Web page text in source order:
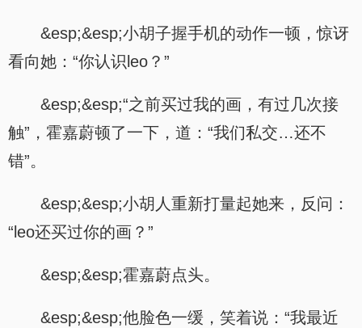
&esp;&esp;小胡子握手机的动作一顿，惊讶
看向她：“你认识leo？”
&esp;&esp;“之前买过我的画，有过几次接
触”，霍嘉蔚顿了一下，道：“我们私交…还不
错”。
&esp;&esp;小胡人重新打量起她来，反问：
“leo还买过你的画？”
&esp;&esp;霍嘉蔚点头。
&esp;&esp;他脸色一缓，笑着说：“我最近